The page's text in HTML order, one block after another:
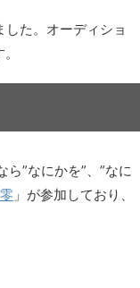
た。オーディショ
”なにかを”、”なに
」が参加しており、